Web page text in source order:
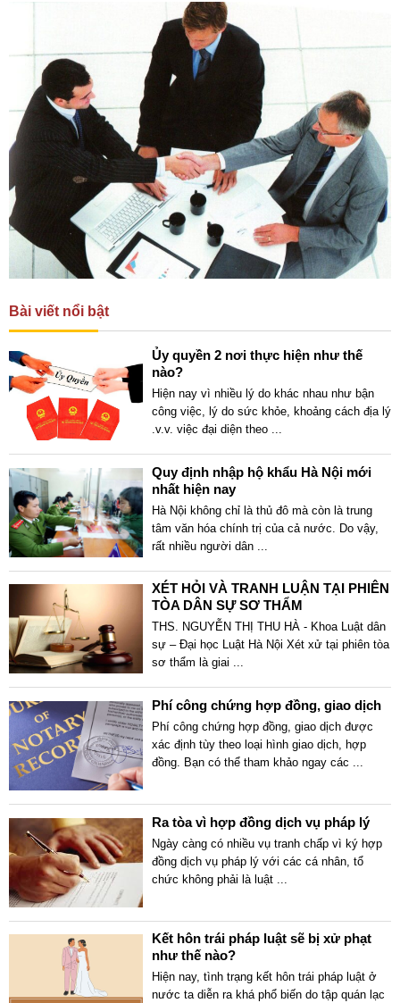
Bài viết nổi bật
Ủy quyền 2 nơi thực hiện như thế
nào?
Hiện nay vì nhiều lý do khác nhau như bận
công việc, lý do sức khỏe, khoảng cách địa lý
.v.v. việc đại diện theo ...
Quy định nhập hộ khẩu Hà Nội mới
nhất hiện nay
Hà Nội không chỉ là thủ đô mà còn là trung
tâm văn hóa chính trị của cả nước. Do vậy,
rất nhiều người dân
XÉT HỎI VÀ TRANH LUẬN TẠI PHIÊN
TÒA DÂN SỰ SƠ THẨM
THS. NGUYỄN THỊ THU HÀ - Khoa Luật dân
sự – Đại học Luật Hà Nội Xét xử tại phiên tòa
sơ thẩm là giai ...
Phí công chứng hợp đồng, giao dịch
Phí công chứng hợp đồng, giao dịch được
xác định tùy theo loại hình giao dịch, hợp
đồng. Bạn có thể tham khảo ngay các
Ra tòa vì hợp đồng dịch vụ pháp lý
Ngày càng có nhiều vụ tranh chấp vì ký hợp
đồng dịch vụ pháp lý với các cá nhân, tổ
chức không phải là luật
Kết hôn trái pháp luật sẽ bị xử phạt
như thế nào?
Hiện nay, tình trạng kết hôn trái pháp luật ở
nước ta diễn ra khá phổ biến do tập quán lạc